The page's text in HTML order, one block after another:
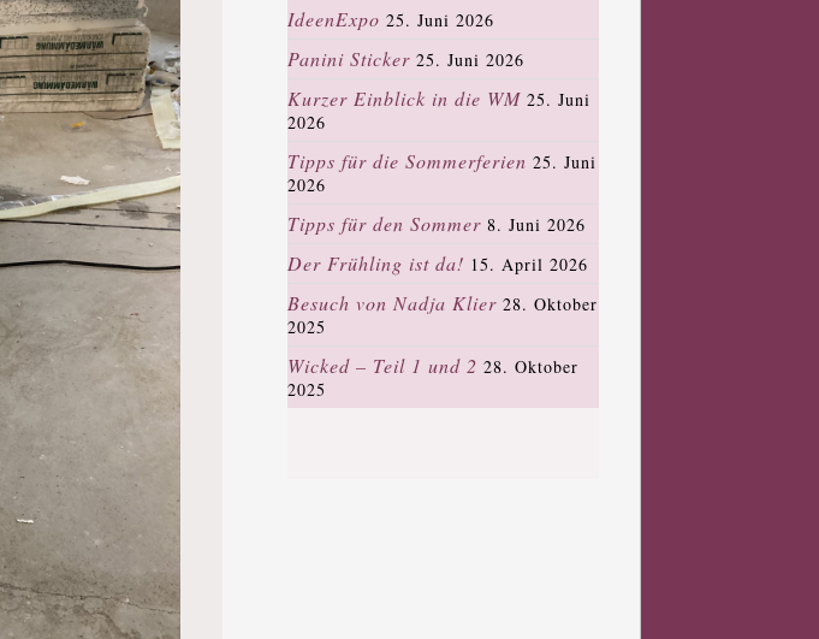
IdeenExpo 25. Juni 2026
Panini Sticker 25. Juni 2026
Kurzer Einblick in die WM 25. Juni
2026
Tipps für die Sommerferien 25. Juni
2026
Tipps für den Sommer 8. Juni 2026
Der Frühling ist da! 15. April 2026
Besuch von Nadja Klier 28. Oktober
2025
Wicked – Teil 1 und 2 28. Oktober
2025